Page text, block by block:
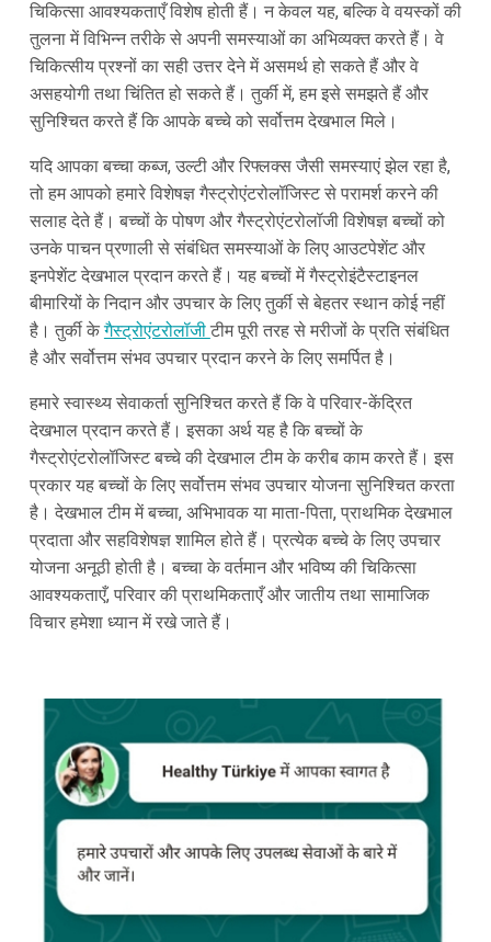
चिकित्सा आवश्यकताएँ विशेष होती हैं। न केवल यह, बल्कि वे वयस्कों की
तुलना में विभिन्न तरीके से अपनी समस्याओं का अभिव्यक्त करते हैं। वे
चिकित्सीय प्रश्नों का सही उत्तर देने में असमर्थ हो सकते हैं और वे
असहयोगी तथा चिंतित हो सकते हैं। तुर्की में, हम इसे समझते हैं और
सुनिश्चित करते हैं कि आपके बच्चे को सर्वोत्तम देखभाल मिले।
यदि आपका बच्चा कब्ज, उल्टी और रिफ्लक्स जैसी समस्याएं झेल रहा है,
तो हम आपको हमारे विशेषज्ञ गैस्ट्रोएंटरोलॉजिस्ट से परामर्श करने की
सलाह देते हैं। बच्चों के पोषण और गैस्ट्रोएंटरोलॉजी विशेषज्ञ बच्चों को
उनके पाचन प्रणाली से संबंधित समस्याओं के लिए आउटपेशेंट और
इनपेशेंट देखभाल प्रदान करते हैं। यह बच्चों में गैस्ट्रोइंटैस्टाइनल
बीमारियों के निदान और उपचार के लिए तुर्की से बेहतर स्थान कोई नहीं
है। तुर्की केगैस्ट्रोएंटरोलॉजी टीम पूरी तरह से मरीजों के प्रति संबंधित
है और सर्वोत्तम संभव उपचार प्रदान करने के लिए समर्पित है।
हमारे स्वास्थ्य सेवाकर्ता सुनिश्चित करते हैं कि वे परिवार-केंद्रित
देखभाल प्रदान करते हैं। इसका अर्थ यह है कि बच्चों के
गैस्ट्रोएंटरोलॉजिस्ट बच्चे की देखभाल टीम के करीब काम करते हैं। इस
प्रकार यह बच्चों के लिए सर्वोत्तम संभव उपचार योजना सुनिश्चित करता
है। देखभाल टीम में बच्चा, अभिभावक या माता-पिता, प्राथमिक देखभाल
प्रदाता और सहविशेषज्ञ शामिल होते हैं। प्रत्येक बच्चे के लिए उपचार
योजना अनूठी होती है। बच्चा के वर्तमान और भविष्य की चिकित्सा
आवश्यकताएँ, परिवार की प्राथमिकताएँ और जातीय तथा सामाजिक
विचार हमेशा ध्यान में रखे जाते हैं।